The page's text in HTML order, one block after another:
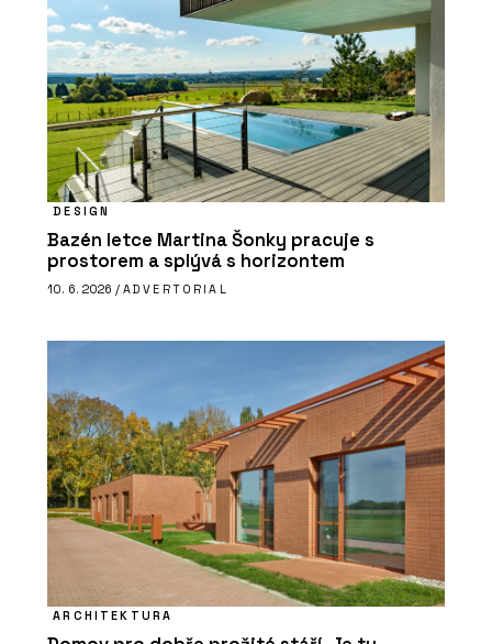
DESIGN
Bazén letce Martina Šonky pracuje s
prostorem a splývá s horizontem
10. 6. 2026 / ADVERTORIAL
ARCHITEKTURA